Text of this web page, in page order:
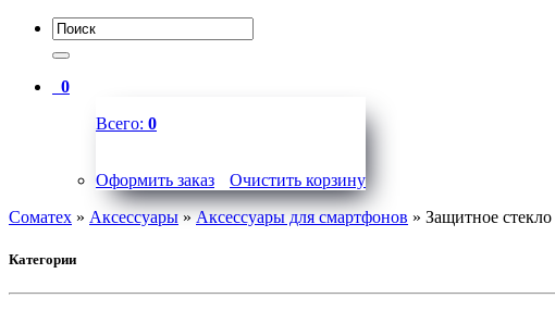
0
Всего: 0
Оформить заказ
Очистить корзину
Соматех » Аксессуары»Аксессуары для смартфонов » Защитное
Категории